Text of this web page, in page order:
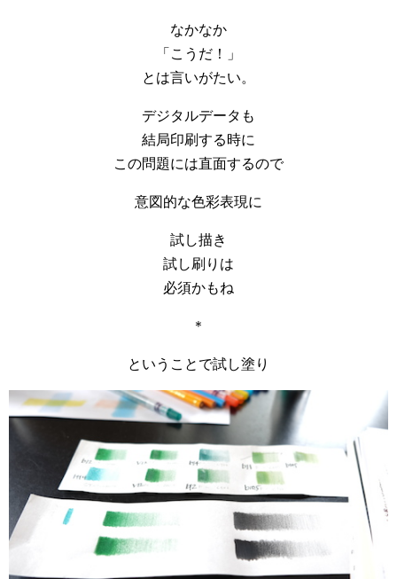
なかなか
「こうだ！」
とは言いがたい。
デジタルデータも
結局印刷する時に
この問題には直面するので
意図的な色彩表現に
試し描き
試し刷りは
必須かもね
＊
ということで試し塗り